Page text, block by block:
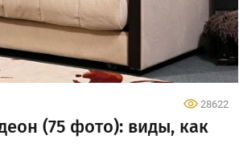
28622
(75 фото): виды, как